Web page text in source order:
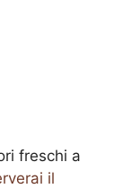
freschi a
il